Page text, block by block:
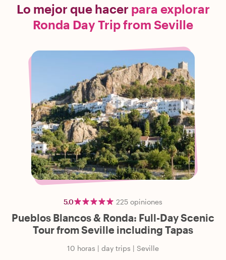
Lo mejor que hacer para explorar
Ronda Day Trip from Seville
5.0 225 opiniones
Pueblos Blancos & Ronda: Full-Day Scenic
Tour from Seville including Tapas
10 horas | day trips | Seville